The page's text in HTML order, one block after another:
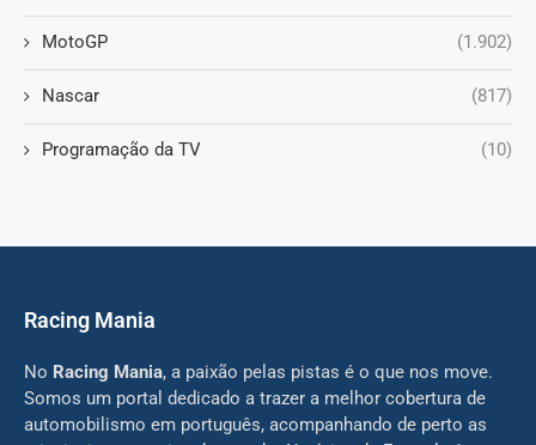
MotoGP (1.902)
Nascar (817)
Programação da TV (10)
Racing Mania
No Racing Mania, a paixão pelas pistas é o que nos move.
Somos um portal dedicado a trazer a melhor cobertura de
automobilismo em português, acompanhando de perto as